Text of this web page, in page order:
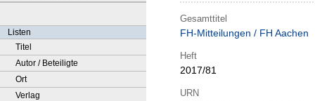
Listen
Titel
Autor / Beteiligte
Ort
Verlag
Gesamttitel
FH-Mitteilungen / FH Aachen
Heft
2017/81
URN